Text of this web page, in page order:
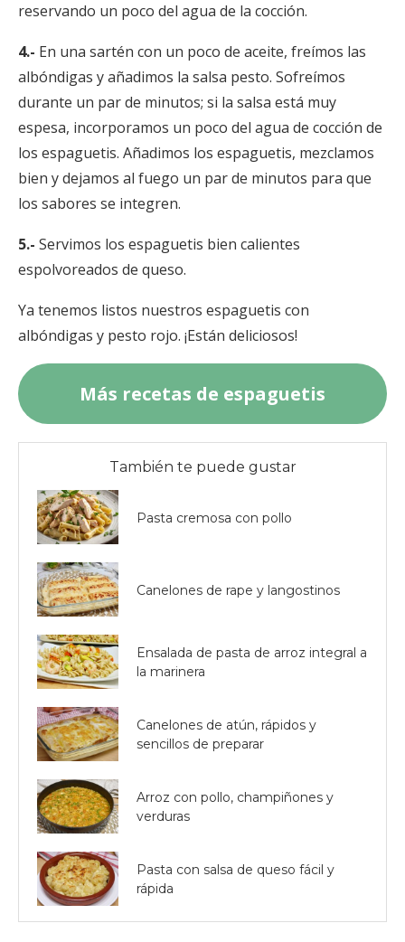
reservando un poco del agua de la cocción.
4.- En una sartén con un poco de aceite, freímos las
albóndigas y añadimos la salsa pesto. Sofreímos
durante un par de minutos; si la salsa está muy
espesa, incorporamos un poco del agua de cocción de
los espaguetis. Añadimos los espaguetis, mezclamos
bien y dejamos al fuego un par de minutos para que
los sabores se integren.
5.- Servimos los espaguetis bien calientes
espolvoreados de queso.
Ya tenemos listos nuestros espaguetis con
albóndigas y pesto rojo. ¡Están deliciosos!
Más recetas de espaguetis
También te puede gustar
Pasta cremosa con pollo
Canelones de rape y langostinos
Ensalada de pasta de arroz integral a
la marinera
Canelones de atún, rápidos y
sencillos de preparar
Arroz con pollo, champiñones y
verduras
Pasta con salsa de queso fácil y
rápida